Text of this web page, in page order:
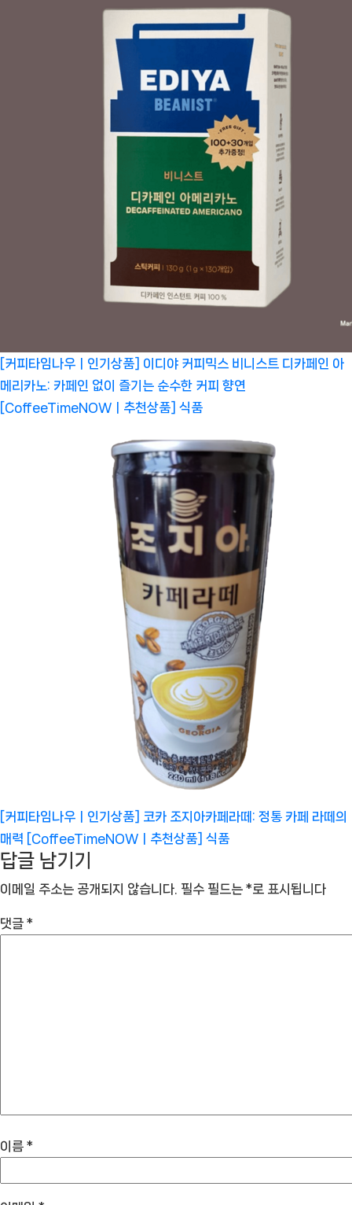
[커피타임나우ㅣ인기상품] 이디야 커피믹스 비니스트 디카페인 아
메리카노: 카페인 없이 즐기는 순수한 커피 향연
[CoffeeTimeNOWㅣ추천상품] 식품
[커피타임나우ㅣ인기상품] 코카 조지아카페라떼: 정통 카페 라떼의
매력 [CoffeeTimeNOWㅣ추천상품] 식품
답글 남기기
이메일 주소는 공개되지 않습니다. 필수 필드는 *로 표시됩니다
댓글 *
이름 *